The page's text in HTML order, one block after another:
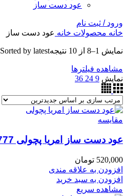
عود دست ساز
ورود / ثبت نام
خانه محصولات خانه عود دست ساز
نمایش 1–8 از 10 نتیجه Sorted by latest
مشاهده فیلترها
نمایش 9
24
36
مقایسه
عود دست ساز امریا پچولی 777
520,000 تومان
افزودن به علاقه مندی
افزودن به سبد خرید
مشاهده سریع